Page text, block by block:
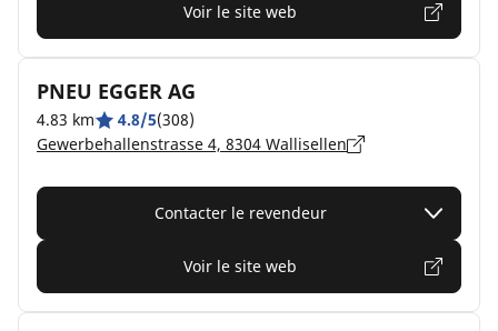
Voir le site web
PNEU EGGER AG
4.83 km 4.8/5(308)
Gewerbehallenstrasse 4, 8304 Wallisellen
Contacter le revendeur
Voir le site web